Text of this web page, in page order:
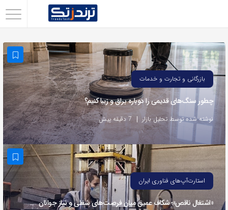
با
استفاده
از
روش‌های
زیر
می‌توانید
این
صفحه
را
دوستان
بازرگانی و تجارت و خدمات
چطور سنگ‌های قدیمی را دوباره براق و زیبا کنیم؟
نوشته شده توسط تحلیل بازار 7 دقیقه پیش
استارت‌آپ‌های فناوری ایران
«اشتغال ناقص»؛ شکاف عمیق میان فرصت‌های شغلی و نیاز جوانان